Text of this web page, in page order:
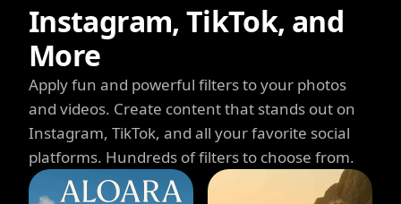
Instagram, TikTok, and
More
Apply fun and powerful filters to your photos
and videos. Create content that stands out on
Instagram, TikTok, and all your favorite social
platforms. Hundreds of filters to choose from.